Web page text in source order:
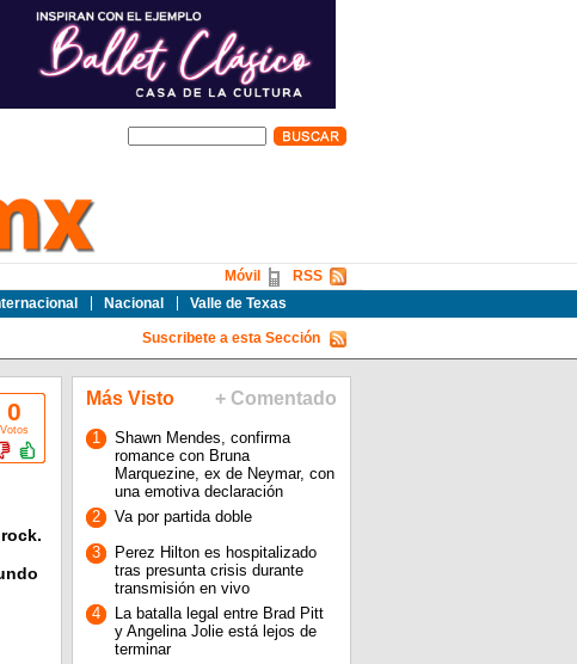
Nacional Valle de Texas
RSS
Móvil
Suscribete a esta Sección
0
Votos
Más Visto + Comentado
1
Shawn Mendes, confirma
romance con Bruna
Marquezine, ex de Neymar, con
una emotiva declaración
2
Va por partida doble
3
Perez Hilton es hospitalizado
tras presunta crisis durante
transmisión en vivo
4
La batalla legal entre Brad Pitt
y Angelina Jolie está lejos de
terminar